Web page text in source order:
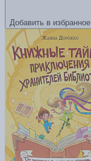
Добавить в избранное